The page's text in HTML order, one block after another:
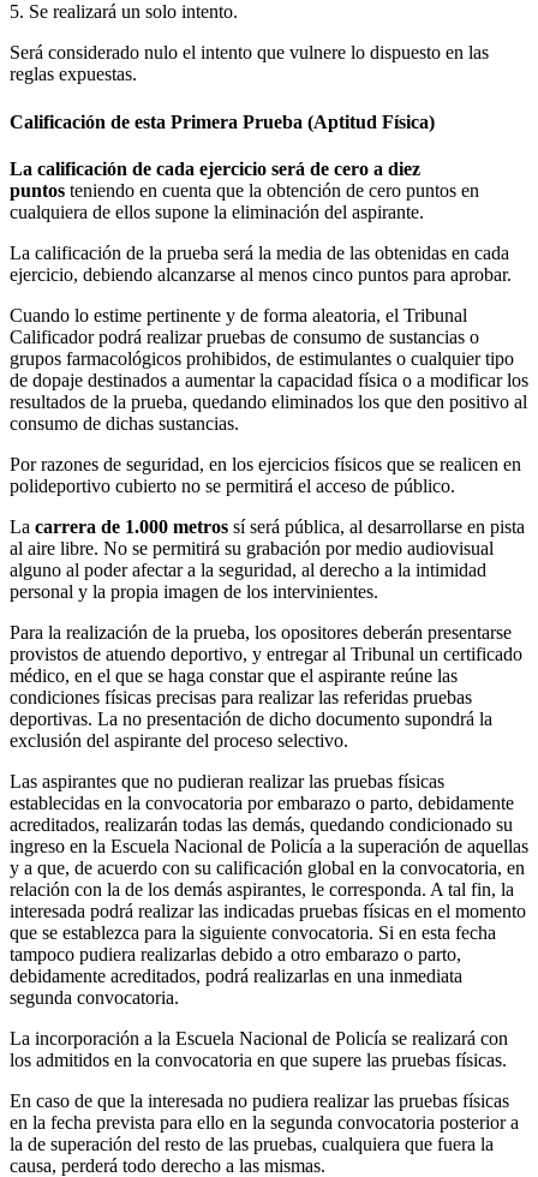
5. Se realizará un solo intento.
Será considerado nulo el intento que vulnere lo dispuesto en las
reglas expuestas.
Calificación de esta Primera Prueba (Aptitud Física)
La calificación de cada ejercicio será de cero a diez
puntos teniendo en cuenta que la obtención de cero puntos en
cualquiera de ellos supone la eliminación del aspirante.
La calificación de la prueba será la media de las obtenidas en cada
ejercicio, debiendo alcanzarse al menos cinco puntos para aprobar.
Cuando lo estime pertinente y de forma aleatoria, el Tribunal
Calificador podrá realizar pruebas de consumo de sustancias o
grupos farmacológicos prohibidos, de estimulantes o cualquier tipo
de dopaje destinados a aumentar la capacidad física o a modificar los
resultados de la prueba, quedando eliminados los que den positivo al
consumo de dichas sustancias.
Por razones de seguridad, en los ejercicios físicos que se realicen en
polideportivo cubierto no se permitirá el acceso de público.
La carrera de 1.000 metros sí será pública, al desarrollarse en pista
al aire libre. No se permitirá su grabación por medio audiovisual
alguno al poder afectar a la seguridad, al derecho a la intimidad
personal y la propia imagen de los intervinientes.
Para la realización de la prueba, los opositores deberán presentarse
provistos de atuendo deportivo, y entregar al Tribunal un certificado
médico, en el que se haga constar que el aspirante reúne las
condiciones físicas precisas para realizar las referidas pruebas
deportivas. La no presentación de dicho documento supondrá la
exclusión del aspirante del proceso selectivo.
Las aspirantes que no pudieran realizar las pruebas físicas
establecidas en la convocatoria por embarazo o parto, debidamente
acreditados, realizarán todas las demás, quedando condicionado su
ingreso en la Escuela Nacional de Policía a la superación de aquellas
y a que, de acuerdo con su calificación global en la convocatoria, en
relación con la de los demás aspirantes, le corresponda. A tal fin, la
interesada podrá realizar las indicadas pruebas físicas en el momento
que se establezca para la siguiente convocatoria. Si en esta fecha
tampoco pudiera realizarlas debido a otro embarazo o parto,
debidamente acreditados, podrá realizarlas en una inmediata
segunda convocatoria.
La incorporación a la Escuela Nacional de Policía se realizará con
los admitidos en la convocatoria en que supere las pruebas físicas.
En caso de que la interesada no pudiera realizar las pruebas físicas
en la fecha prevista para ello en la segunda convocatoria posterior a
la de superación del resto de las pruebas, cualquiera que fuera la
causa, perderá todo derecho a las mismas.